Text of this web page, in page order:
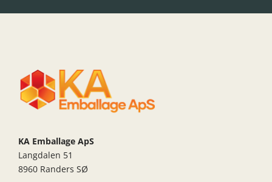
KA Emballage ApS
Langdalen 51
8960 Randers SØ